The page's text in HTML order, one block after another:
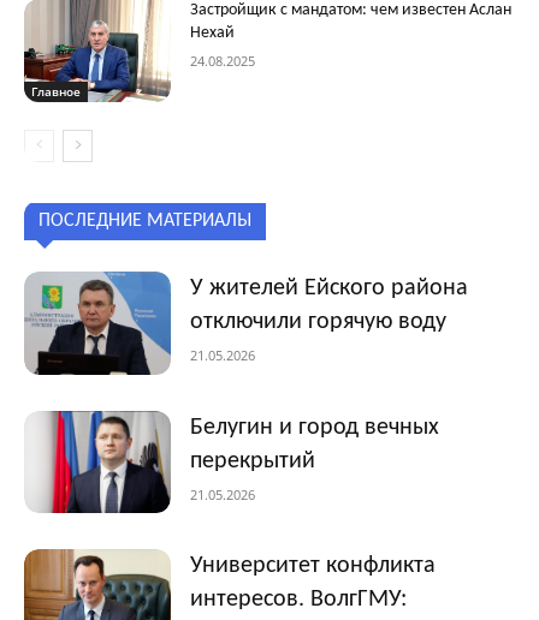
Главное
Застройщик с мандатом: чем известен Аслан
Нехай
24.08.2025
ПОСЛЕДНИЕ МАТЕРИАЛЫ
У жителей Ейского района
отключили горячую воду
21.05.2026
Белугин и город вечных
перекрытий
21.05.2026
Университет конфликта
интересов. ВолгГМУ: